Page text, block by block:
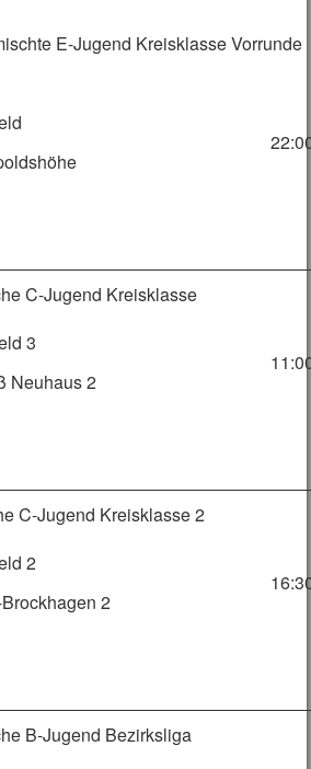
E-Jugend Kreisklasse Vorrunde
C-Jugend Kreisklasse
3
Neuhaus 2
C-Jugend Kreisklasse 2
2
2
B-Jugend Bezirksliga